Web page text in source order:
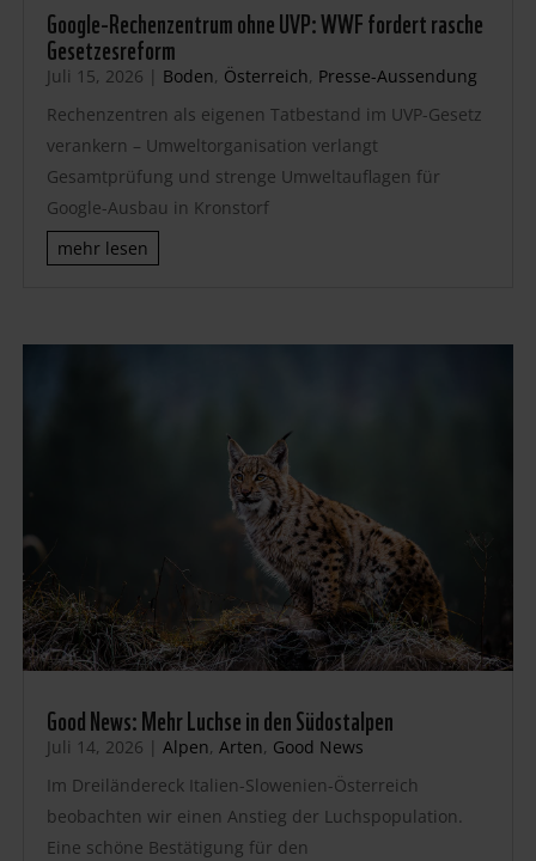
Google-Rechenzentrum ohne UVP: WWF fordert rasche
Gesetzesreform
Juli 15, 2026 | Boden, Österreich, Presse-Aussendung
Rechenzentren als eigenen Tatbestand im UVP-Gesetz
verankern – Umweltorganisation verlangt
Gesamtprüfung und strenge Umweltauflagen für
Google-Ausbau in Kronstorf
mehr lesen
Good News: Mehr Luchse in den Südostalpen
Juli 14, 2026 | Alpen, Arten, Good News
Im Dreiländereck Italien-Slowenien-Österreich
beobachten wir einen Anstieg der Luchspopulation.
Eine schöne Bestätigung für den